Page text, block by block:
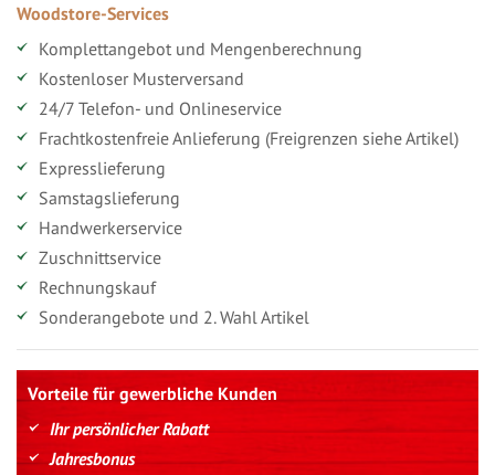
Woodstore-Services
Komplettangebot und Mengenberechnung
Kostenloser Musterversand
24/7 Telefon- und Onlineservice
Frachtkostenfreie Anlieferung (Freigrenzen siehe Artikel)
Expresslieferung
Samstagslieferung
Handwerkerservice
Zuschnittservice
Rechnungskauf
Sonderangebote und 2. Wahl Artikel
Vorteile für gewerbliche Kunden
Ihr persönlicher Rabatt
Jahresbonus